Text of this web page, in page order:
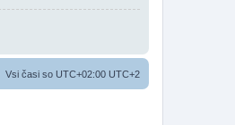
Vsi časi so UTC+02:00 UTC+2